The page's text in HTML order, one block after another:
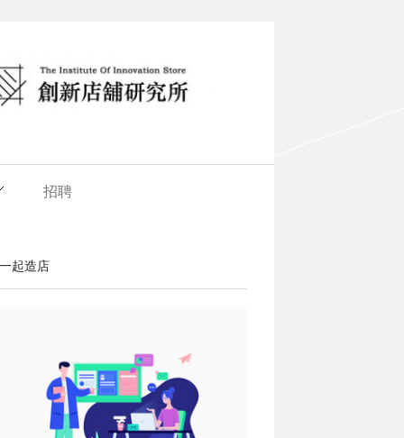
招聘
起造店